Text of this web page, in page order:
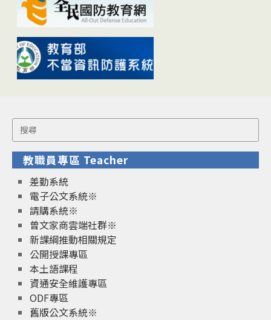
Search
for:
教職員專區 Teacher
差勤系統
電子公文系統※
請購系統※
曾文家商雲端社群※
新課綱推動相關規定
公開授課專區
本土語課程
資通安全維護專區
ODF專區
舊版公文系統※